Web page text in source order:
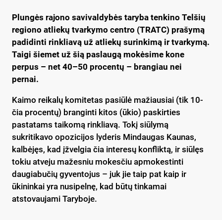
Plungės rajono savivaldybės taryba tenkino Telšių
regiono atliekų tvarkymo centro (TRATC) prašymą
padidinti rinkliavą už atliekų surinkimą ir tvarkymą.
Taigi šiemet už šią paslaugą mokėsime kone
perpus – net 40–50 procentų – brangiau nei
pernai.
Kaimo reikalų komitetas pasiūlė mažiausiai (tik 10-
čia procentų) branginti kitos (ūkio) paskirties
pastatams taikomą rinkliavą. Tokį siūlymą
sukritikavo opozicijos lyderis Mindaugas Kaunas,
kalbėjęs, kad įžvelgia čia interesų konfliktą, ir siūlęs
tokiu atveju mažesniu mokesčiu apmokestinti
daugiabučių gyventojus – juk jie taip pat kaip ir
ūkininkai yra nusipelnę, kad būtų tinkamai
atstovaujami Taryboje.